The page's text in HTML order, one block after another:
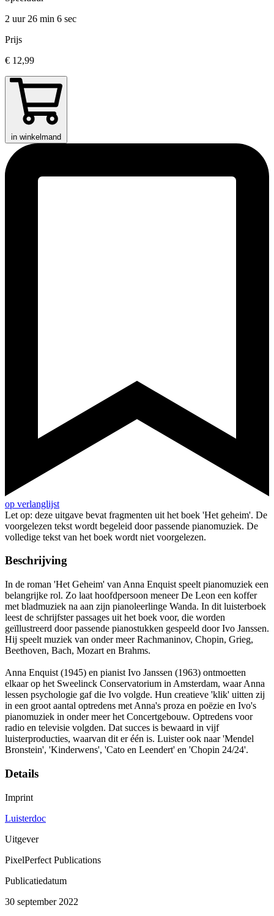
2 uur 26 min 6 sec
Prijs
€ 12,99
in winkelmand
op verlanglijst
Let op: deze uitgave bevat fragmenten uit het boek 'Het geheim'. De
voorgelezen tekst wordt begeleid door passende pianomuziek. De
volledige tekst van het boek wordt niet voorgelezen.
Beschrijving
In de roman 'Het Geheim' van Anna Enquist speelt pianomuziek een
belangrijke rol. Zo laat hoofdpersoon meneer De Leon een koffer
met bladmuziek na aan zijn pianoleerlinge Wanda. In dit luisterboek
leest de schrijfster passages uit het boek voor, die worden
geïllustreerd door passende pianostukken gespeeld door Ivo Janssen.
Hij speelt muziek van onder meer Rachmaninov, Chopin, Grieg,
Beethoven, Bach, Mozart en Brahms.
Anna Enquist (1945) en pianist Ivo Janssen (1963) ontmoetten
elkaar op het Sweelinck Conservatorium in Amsterdam, waar Anna
lessen psychologie gaf die Ivo volgde. Hun creatieve 'klik' uitten zij
in een groot aantal optredens met Anna's proza en poëzie en Ivo's
pianomuziek in onder meer het Concertgebouw. Optredens voor
radio en televisie volgden. Dat succes is bewaard in vijf
luisterproducties, waarvan dit er één is. Luister ook naar 'Mendel
Bronstein', 'Kinderwens', 'Cato en Leendert' en 'Chopin 24/24'.
Details
Imprint
Luisterdoc
Uitgever
PixelPerfect Publications
Publicatiedatum
30 september 2022